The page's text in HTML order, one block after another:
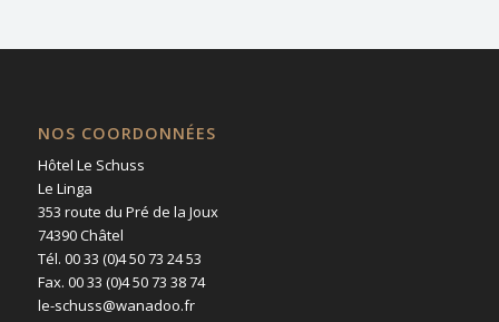
NOS COORDONNÉES
Hôtel Le Schuss
Le Linga
353 route du Pré de la Joux
74390 Châtel
Tél. 00 33 (0)4 50 73 24 53
Fax. 00 33 (0)4 50 73 38 74
le-schuss@wanadoo.fr